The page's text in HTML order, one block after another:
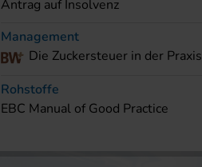
Antrag auf Insolvenz
Management
Die Zuckersteuer in der Praxis
Rohstoffe
EBC Manual of Good Practice